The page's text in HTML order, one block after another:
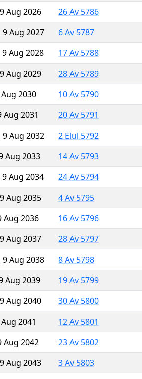
Aug 2026
26 Av 5786
Aug 2027
6 Av 5787
Aug 2028
17 Av 5788
Aug 2029
28 Av 5789
2030
10 Av 5790
Aug 2031
20 Av 5791
Aug 2032
2 Elul 5792
Aug 2033
14 Av 5793
Aug 2034
24 Av 5794
Aug 2035
4 Av 5795
Aug 2036
16 Av 5796
Aug 2037
28 Av 5797
Aug 2038
8 Av 5798
Aug 2039
19 Av 5799
Aug 2040
30 Av 5800
2041
12 Av 5801
Aug 2042
23 Av 5802
Aug 2043
3 Av 5803